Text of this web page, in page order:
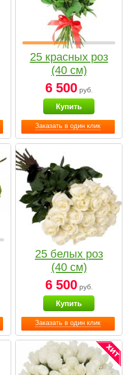
Заказать в один клик
25 красных роз
(40 см)
6 500руб.
Купить
Заказать в один клик
25 белых роз
(40 см)
6 500руб.
Купить